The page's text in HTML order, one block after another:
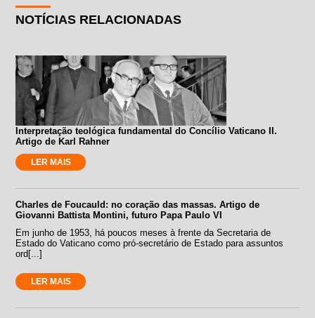
NOTÍCIAS RELACIONADAS
Interpretação teológica fundamental do Concílio Vaticano II.
Artigo de Karl Rahner
LER MAIS
Charles de Foucauld: no coração das massas. Artigo de
Giovanni Battista Montini, futuro Papa Paulo VI
Em junho de 1953, há poucos meses à frente da Secretaria de
Estado do Vaticano como pró-secretário de Estado para assuntos
ord[...]
LER MAIS